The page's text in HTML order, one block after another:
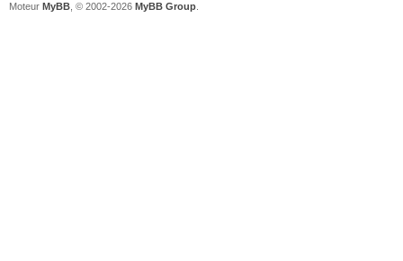
Moteur MyBB , © 2002-2026 MyBB Group